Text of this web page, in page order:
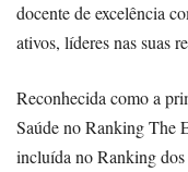
docente de excelência
ativos, líderes nas suas
Reconhecida como a
Saúde no Ranking The
incluída no Ranking